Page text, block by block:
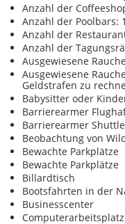
Anzahl der
Anzahl der Poolbars: 1
Anzahl der
Anzahl der
Ausgewiesene
Ausgewiesene
Geldstrafen zu
Babysitter oder
Barrierearmer
Barrierearmer Shuttle
Beobachtung von
Bewachte Parkplätze
Bewachte Parkplätze
Billardtisch
Bootsfahrten in der
Businesscenter
Computerarbeitsplatz